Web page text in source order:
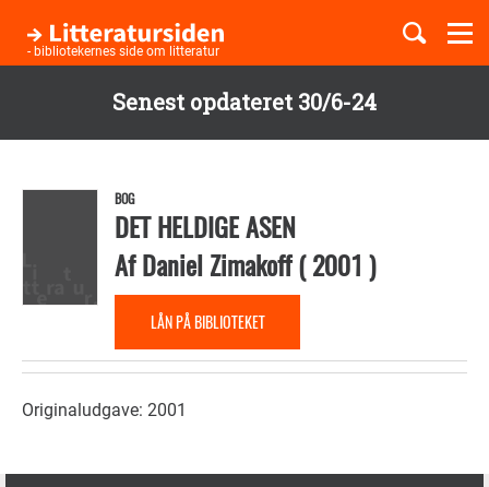
Senest opdateret 30/6-24
hovedindhold
- bibliotekernes side om litteratur
Børnebøger
Temaer
BOG
DET HELDIGE ASEN
AfDaniel Zimakoff(2001 )
LÅN PÅ BIBLIOTEKET
Originaludgave: 2001